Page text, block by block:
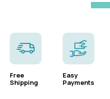
Free
Shipping
Easy
Payments